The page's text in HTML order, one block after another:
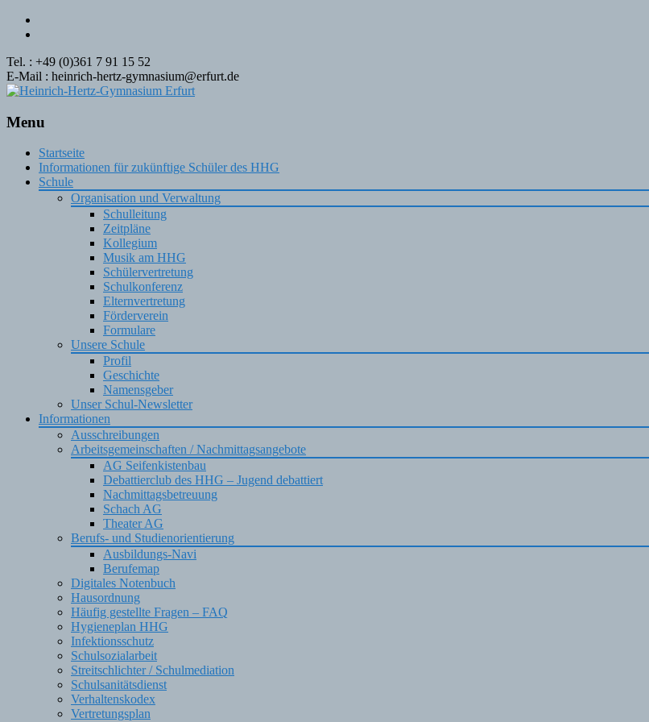
Tel. : +49 (0)361 7 91 15 52
E-Mail : heinrich-hertz-gymnasium@erfurt.de
Menu
Skip
content
Startseite
Informationen für zukünftige Schüler des HHG
Schule
Organisation und Verwaltung
Schulleitung
Zeitpläne
Kollegium
Musik am HHG
Schülervertretung
Schulkonferenz
Elternvertretung
Förderverein
Formulare
Unsere Schule
Profil
Geschichte
Namensgeber
Unser Schul-Newsletter
Informationen
Ausschreibungen
Arbeitsgemeinschaften / Nachmittagsangebote
AG Seifenkistenbau
Debattierclub des HHG – Jugend debattiert
Nachmittagsbetreuung
Schach AG
Theater AG
Berufs- und Studienorientierung
Ausbildungs-Navi
Berufemap
Digitales Notenbuch
Hausordnung
Häufig gestellte Fragen – FAQ
Hygieneplan HHG
Infektionsschutz
Schulsozialarbeit
Streitschlichter / Schulmediation
Schulsanitätsdienst
Verhaltenskodex
Vertretungsplan